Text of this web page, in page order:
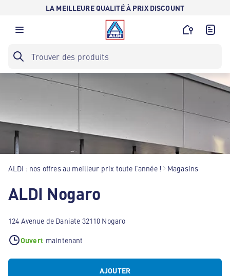
LA MEILLEURE QUALITÉ À PRIX DISCOUNT
ALDI : nos offres au meilleur prix toute l’année ! Magasins
ALDI Nogaro
124 Avenue de Daniate 32110 Nogaro
Ouvert maintenant
AJOUTER